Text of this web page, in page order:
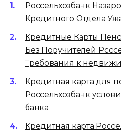
Россельхозбанк
Кредитного Отдела
Кредитные Карты
Без Поручителей
Требования к
Кредитная карта для
Россельхозбанк
банка
Кредитная карта